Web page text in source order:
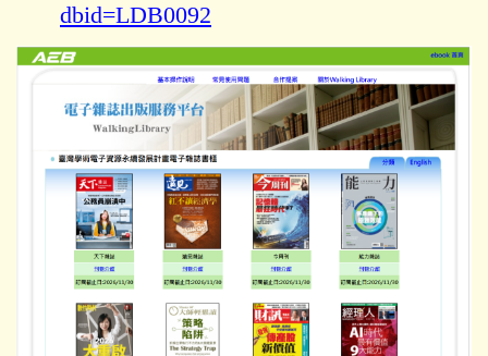
dbid=LDB0092